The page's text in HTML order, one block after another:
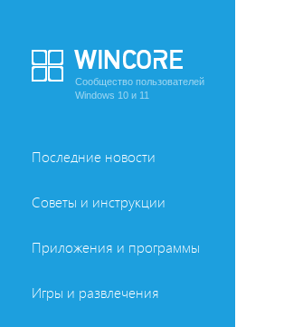
Сообщество пользователей
Windows 10 и 11
Последние новости
Советы и инструкции
Приложения и программы
Игры и развлечения